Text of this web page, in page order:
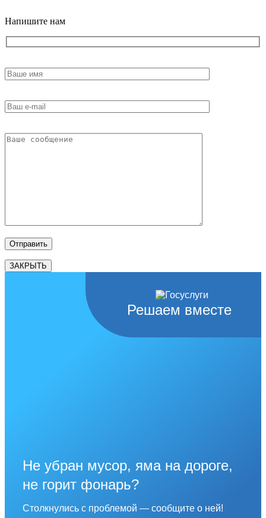
Напишите нам
ЗАКРЫТЬ
Решаем вместе
Не убран мусор, яма на дороге,
не горит фонарь?
Столкнулись с проблемой — сообщите о ней!